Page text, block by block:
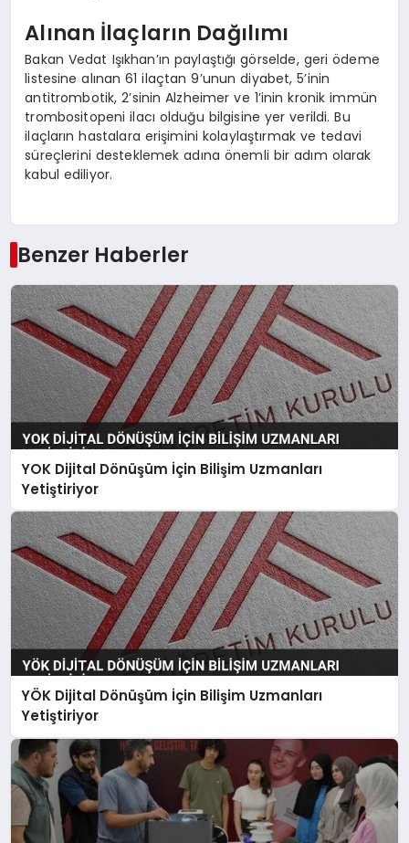
Alınan İlaçların Dağılımı
Bakan Vedat Işıkhan’ın paylaştığı görselde, geri ödeme
listesine alınan 61 ilaçtan 9’unun diyabet, 5’inin
antitrombotik, 2’sinin Alzheimer ve 1’inin kronik immün
trombositopeni ilacı olduğu bilgisine yer verildi. Bu
ilaçların hastalara erişimini kolaylaştırmak ve tedavi
süreçlerini desteklemek adına önemli bir adım olarak
kabul ediliyor.
Benzer Haberler
YOK Dijital Dönüşüm İçin Bilişim Uzmanları
Yetiştiriyor
YÖK Dijital Dönüşüm İçin Bilişim Uzmanları
Yetiştiriyor